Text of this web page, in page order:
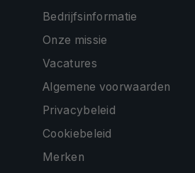
Bedrijfsinformatie
Onze missie
Vacatures
Algemene voorwaarden
Privacybeleid
Cookiebeleid
Merken